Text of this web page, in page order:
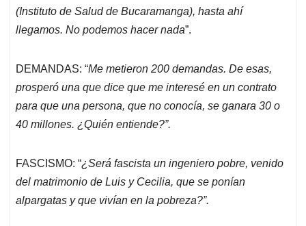
(Instituto de Salud de Bucaramanga), hasta ahí
llegamos. No podemos hacer nada”.
DEMANDAS: “Me metieron 200 demandas. De esas,
prosperó una que dice que me interesé en un contrato
para que una persona, que no conocía, se ganara 30 o
40 millones. ¿Quién entiende?”.
FASCISMO: “¿Será fascista un ingeniero pobre, venido
del matrimonio de Luis y Cecilia, que se ponían
alpargatas y que vivían en la pobreza?”.